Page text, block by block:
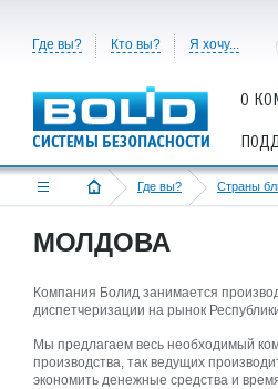
Где вы? Кто вы? Я хочу...
О
Где вы? Страны
МОЛДОВА
Компания Болид занимается
диспетчеризации на рынок
Мы предлагаем весь необходимый
производства, так ведущих
экономить денежные средства и